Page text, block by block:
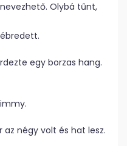
Olybá tűnt,
egy borzas hang.
az négy volt és hat lesz.